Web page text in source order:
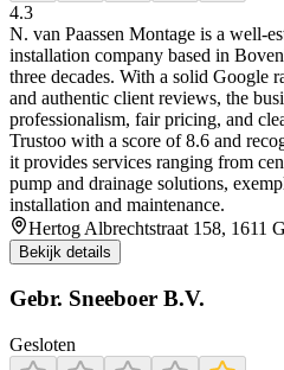
4.3
N. van Paassen Montage is a well-
installation company based in
three decades. With a solid Google
and authentic client reviews, the
professionalism, fair pricing, and
Trustoo with a score of 8.6 and
it provides services ranging from
pump and drainage solutions,
installation and maintenance.
Hertog Albrechtstraat 158, 1611
Bekijk details
Gebr. Sneeboer B.V.
Gesloten